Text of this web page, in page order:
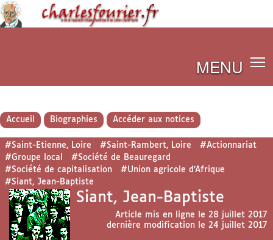
MENU
Accueil Biographies Accéder aux notices
#Saint-Etienne, Loire #Saint-Rambert, Loire
#Actionnariat
#Groupe local
#Société de Beauregard
#Société de capitalisation
#Union agricole d’Afrique
#Siant, Jean-Baptiste
Siant, Jean-Baptiste
Article mis en ligne le 28 juillet 2017
dernière modification le 24 juillet 2017